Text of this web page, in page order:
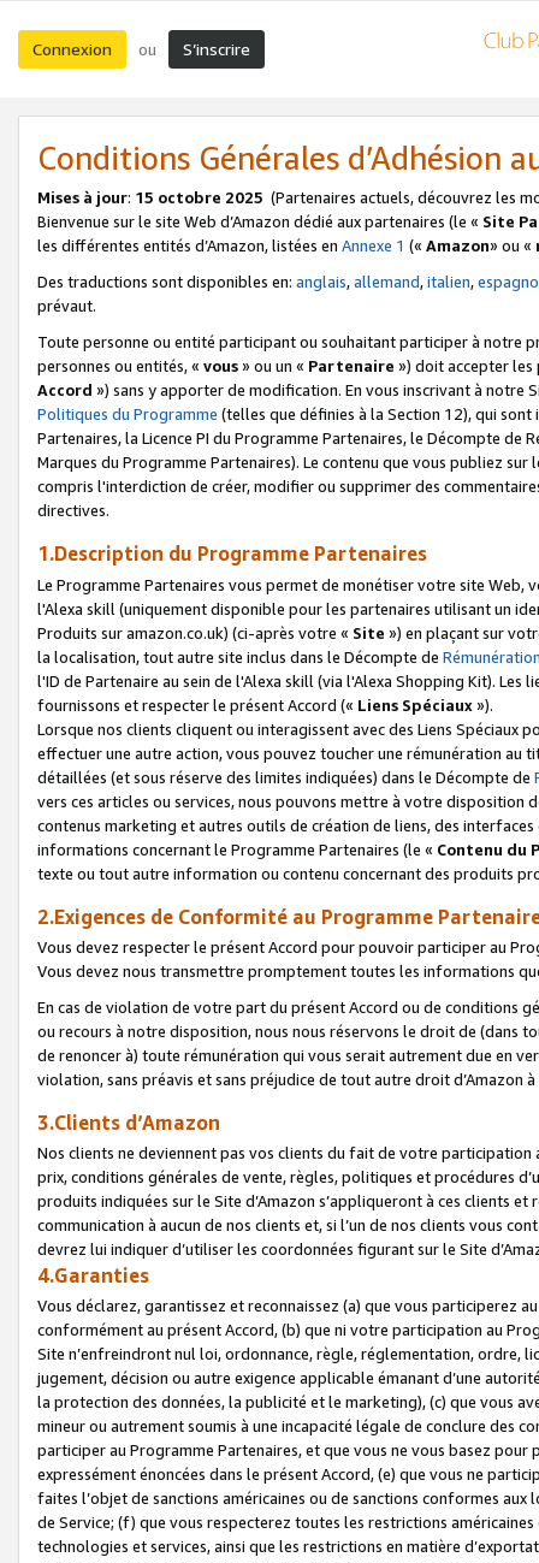
Connexion ou S’inscrire
Conditions Générales d’Adhésion
Mises à jour: 15 octobre 2025 (Partenaires actuels, découvrez les
Bienvenue sur le site Web d’Amazon dédié aux partenaires (le « Site
les différentes entités d’Amazon, listées en Annexe 1 (« Amazon» ou «
Des traductions sont disponibles en: anglais,allemand,italien,
prévaut.
Toute personne ou entité participant ou souhaitant participer à notre
personnes ou entités, « vous» ou un « Partenaire ») doit accepter les
Accord ») sans y apporter de modification. En vous inscrivant à notre
Politiques du Programme (telles que définies à la Section 12), qui
Partenaires, la Licence PI du Programme Partenaires, le Décompte de
Marques du Programme Partenaires). Le contenu que vous publiez
compris l'interdiction de créer, modifier ou supprimer des
directives.
1.Description du Programme Partenaires
Le Programme Partenaires vous permet de monétiser votre site Web,
l'Alexa skill (uniquement disponible pour les partenaires utilisant un
Produits sur amazon.co.uk) (ci-après votre « Site ») en plaçant sur
la localisation, tout autre site inclus dans le Décompte de
l'ID de Partenaire au sein de l'Alexa skill (via l'Alexa Shopping Kit).
fournissons et respecter le présent Accord (« Liens Spéciaux»).
Lorsque nos clients cliquent ou interagissent avec des Liens Spéciaux
effectuer une autre action, vous pouvez toucher une rémunération
détaillées (et sous réserve des limites indiquées) dans le Décompte de
vers ces articles ou services, nous pouvons mettre à votre disposition
contenus marketing et autres outils de création de liens, des
informations concernant le Programme Partenaires (le « Contenu du
texte ou tout autre information ou contenu concernant des produits
2.Exigences de Conformité au Programme
Vous devez respecter le présent Accord pour pouvoir participer au
Vous devez nous transmettre promptement toutes les informations
En cas de violation de votre part du présent Accord ou de conditions
ou recours à notre disposition, nous nous réservons le droit de (dans
de renoncer à) toute rémunération qui vous serait autrement due en
violation, sans préavis et sans préjudice de tout autre droit
3.Clients d’Amazon
Nos clients ne deviennent pas vos clients du fait de votre
prix, conditions générales de vente, règles, politiques et procédures
produits indiquées sur le Site d’Amazon s’appliqueront à ces clients
communication à aucun de nos clients et, si l’un de nos clients vous
devrez lui indiquer d’utiliser les coordonnées figurant sur le Site
4.Garanties
Vous déclarez, garantissez et reconnaissez (a) que vous participerez
conformément au présent Accord, (b) que ni votre participation au
Site n’enfreindront nul loi, ordonnance, règle, réglementation, ordre,
jugement, décision ou autre exigence applicable émanant d’une
la protection des données, la publicité et le marketing), (c) que vous
mineur ou autrement soumis à une incapacité légale de conclure des
participer au Programme Partenaires, et que vous ne vous basez
expressément énoncées dans le présent Accord, (e) que vous ne
faites l’objet de sanctions américaines ou de sanctions conformes
de Service; (f) que vous respecterez toutes les restrictions
technologies et services, ainsi que les restrictions en matière